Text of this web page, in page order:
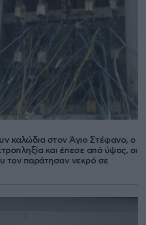
καλώδια στον Άγιο Στέφανο, ο
και έπεσε από ύψος, οι
τον παράτησαν νεκρό σε